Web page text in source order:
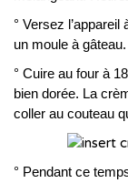
° Versez
un moule à gâteau.
° Cuire au four à
bien dorée. La
coller au couteau
° Pendant ce